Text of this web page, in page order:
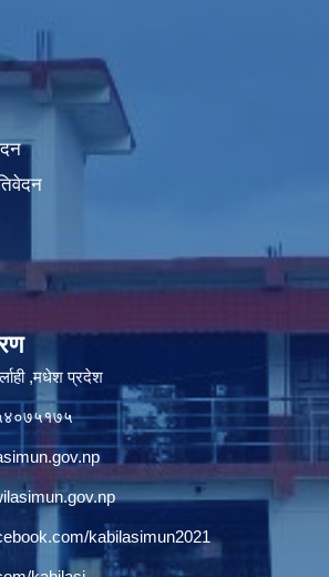
,मधेश प्रदेश
kabilasimun2021